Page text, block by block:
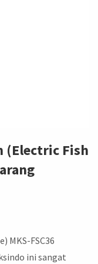
(Electric Fish
MKS-FSC36
ini sangat